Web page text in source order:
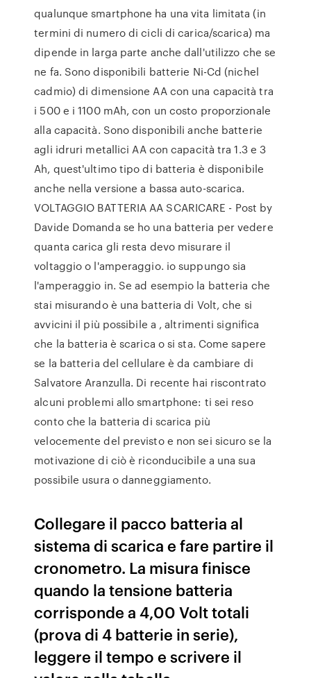
qualunque smartphone ha una vita limitata (in
termini di numero di cicli di carica/scarica) ma
dipende in larga parte anche dall'utilizzo che se
ne fa. Sono disponibili batterie Ni-Cd (nichel
cadmio) di dimensione AA con una capacità tra
i 500 e i 1100 mAh, con un costo proporzionale
alla capacità. Sono disponibili anche batterie
agli idruri metallici AA con capacità tra 1.3 e 3
Ah, quest'ultimo tipo di batteria è disponibile
anche nella versione a bassa auto-scarica.
VOLTAGGIO BATTERIA AA SCARICARE - Post by
Davide Domanda se ho una batteria per vedere
quanta carica gli resta devo misurare il
voltaggio o l'amperaggio. io suppungo sia
l'amperaggio in. Se ad esempio la batteria che
stai misurando è una batteria di Volt, che si
avvicini il più possibile a , altrimenti significa
che la batteria è scarica o si sta. Come sapere
se la batteria del cellulare è da cambiare di
Salvatore Aranzulla. Di recente hai riscontrato
alcuni problemi allo smartphone: ti sei reso
conto che la batteria di scarica più
velocemente del previsto e non sei sicuro se la
motivazione di ciò è riconducibile a una sua
possibile usura o danneggiamento.
Collegare il pacco batteria al
sistema di scarica e fare partire il
cronometro. La misura finisce
quando la tensione batteria
corrisponde a 4,00 Volt totali
(prova di 4 batterie in serie),
leggere il tempo e scrivere il